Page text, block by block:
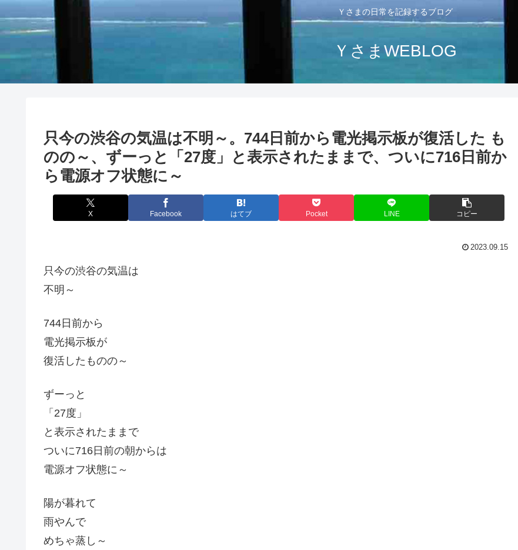
Ｙさまの日常を記録するブログ
ＹさまWEBLOG
只今の渋谷の気温は不明～。744日前から電光掲示板が復活した も
のの～、ずーっと「27度」と表示されたままで、ついに716日前か
ら電源オフ状態に～
X Facebook はてブ Pocket LINE コピー
2023.09.15
只今の渋谷の気温は
不明～
744日前から
電光掲示板が
復活したものの～
ずーっと
「27度」
と表示されたままで
ついに716日前の朝からは
電源オフ状態に～
陽が暮れて
雨やんで
めちゃ蒸し～